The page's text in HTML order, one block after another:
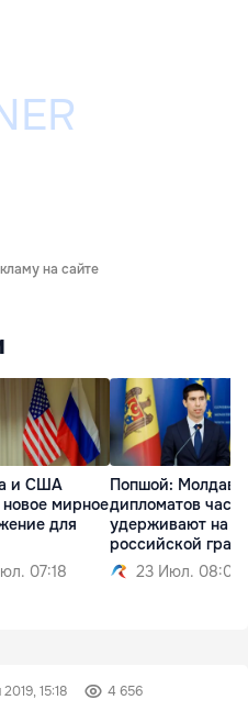
на сайте
и США
новое мирное
для
07:18
Попшой:
дипломатов
удерживают на
российской
23 Июл. 08:02
15:18 4 656